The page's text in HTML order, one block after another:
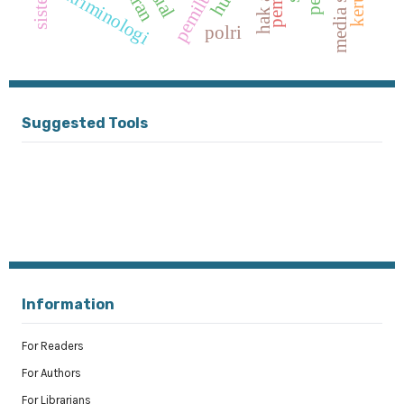
kriminologi polri
Suggested Tools
Information
For Readers
For Authors
For Librarians